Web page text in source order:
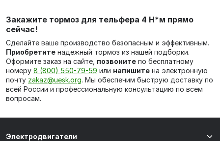
Закажите тормоз для тельфера 4 Н*м прямо
сейчас!
Сделайте ваше производство безопасным и эффективным.
Приобретите надежный тормоз из нашей подборки.
Оформите заказ на сайте, позвоните по бесплатному
номеру 8 (800) 550-79-59 или напишите на электронную
почту zakaz@uesk.org. Мы обеспечим быструю доставку по
всей России и профессиональную консультацию по всем
вопросам.
Электродвигатели